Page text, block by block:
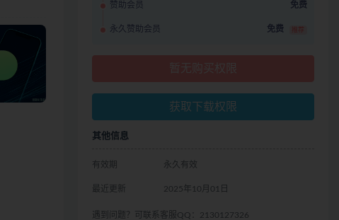
赞助会员 免费
永久赞助会员 免费 推荐
获取下载权限
其他信息
有效期 永久有效
最近更新 2025年10月01日
遇到问题？可联系客服QQ：2130127326